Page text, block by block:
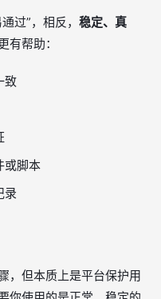
过”，相反， 稳定、真
有帮助：
致
或脚本
录
，但本质上是平台保护用